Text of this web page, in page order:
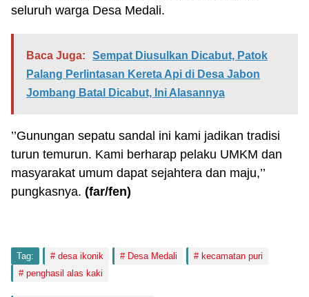
seluruh warga Desa Medali.
Baca Juga:
Sempat Diusulkan Dicabut, Patok
Palang Perlintasan Kereta Api di Desa Jabon
Jombang Batal Dicabut, Ini Alasannya
’’Gunungan sepatu sandal ini kami jadikan tradisi
turun temurun. Kami berharap pelaku UMKM dan
masyarakat umum dapat sejahtera dan maju,’’
pungkasnya. (far/fen)
Tag: desa ikonik Desa Medali
kecamatan puri
penghasil alas kaki